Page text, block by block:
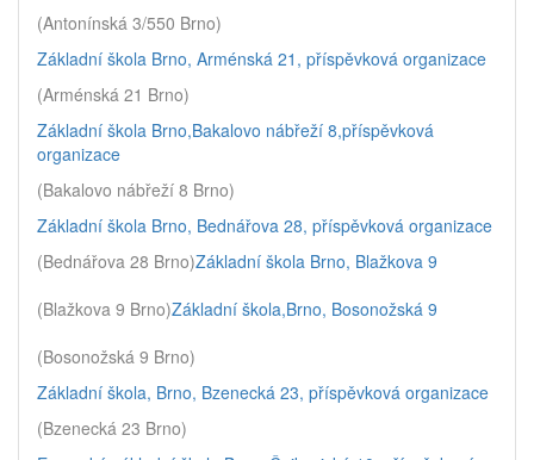
(Antonínská 3/550 Brno)
Základní škola Brno, Arménská 21, příspěvková organizace
(Arménská 21 Brno)
Základní škola Brno,Bakalovo nábřeží 8,příspěvková
organizace
(Bakalovo nábřeží 8 Brno)
Základní škola Brno, Bednářova 28, příspěvková organizace
(Bednářova 28 Brno)Základní škola Brno, Blažkova 9
(Blažkova 9 Brno)Základní škola,Brno, Bosonožská 9
(Bosonožská 9 Brno)
Základní škola, Brno, Bzenecká 23, příspěvková organizace
(Bzenecká 23 Brno)